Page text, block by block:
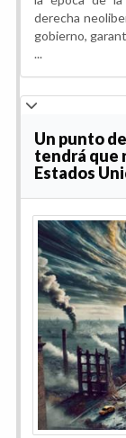
derecha
gobierno,
...
Un punto
tendrá que
Estados